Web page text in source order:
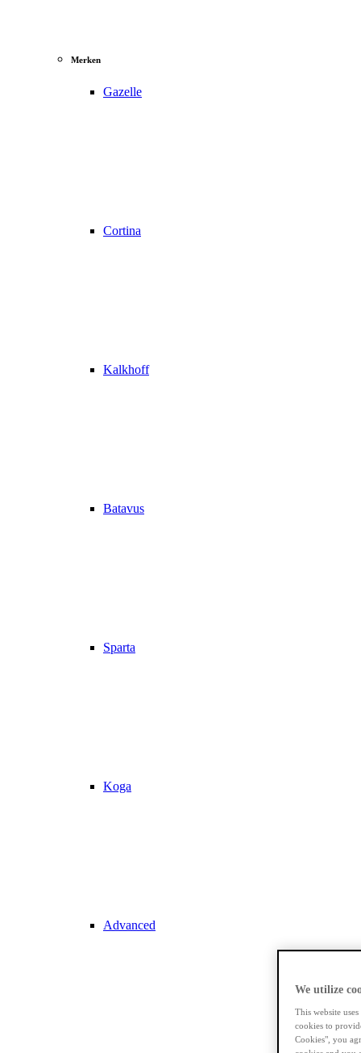
Merken
Gazelle
Cortina
Kalkhoff
Batavus
Sparta
Koga
Advanced
We utilize
This website
cookies to
Cookies", you